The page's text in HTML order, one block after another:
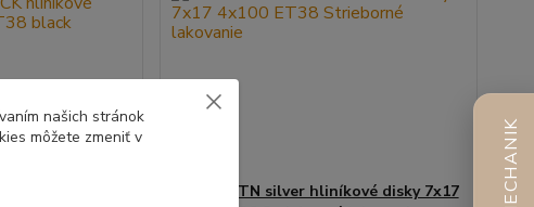
disky
DEZENT TN silver hliníkové disky 7x17
našich stránok
môžete zmeniť v